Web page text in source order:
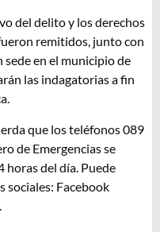
del delito y los derechos
remitidos, junto con
sede en el municipio de
las indagatorias a fin
que los teléfonos 089
de Emergencias se
horas del día. Puede
sociales: Facebook